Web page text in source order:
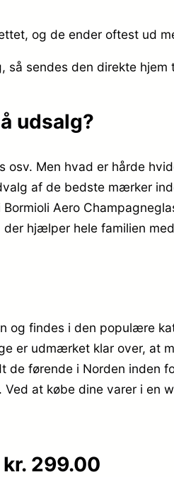
og de ender oftest ud
så sendes den direkte hjem
udsalg?
Men hvad er hårde
af de bedste mærker
Aero
hjælper hele familien
og findes i den populære
er udmærket klar over, at
førende i Norden inden
at købe dine varer i en
299.00